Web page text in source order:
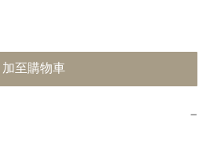
加至購物車
−